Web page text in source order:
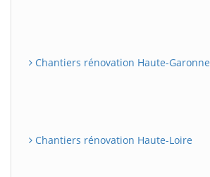
Chantiers rénovation Haute-Garonne
Chantiers rénovation Haute-Loire